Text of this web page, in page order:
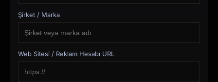
Şirket / Marka
Web Sitesi / Reklam Hesabı URL